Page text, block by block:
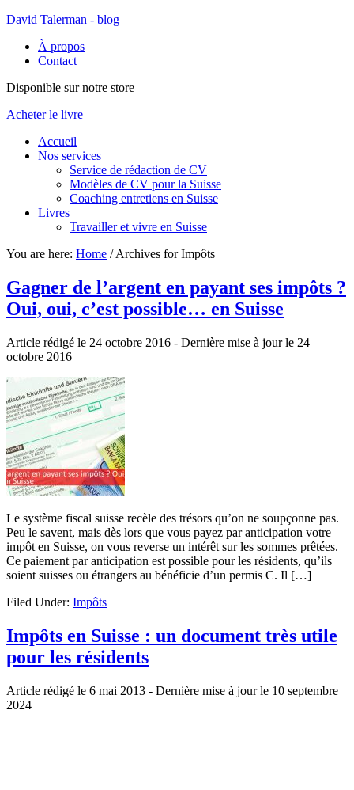
David Talerman - blog
À propos
Contact
Disponible sur notre store
Acheter le livre
Accueil
Nos services
Service de rédaction de CV
Modèles de CV pour la Suisse
Coaching entretiens en Suisse
Livres
Travailler et vivre en Suisse
You are here: Home /Archives for Impôts
Gagner de l’argent en payant ses impôts ?
Oui, oui, c’est possible… en Suisse
Article rédigé le 24 octobre 2016 - Dernière mise à jour le 24
octobre 2016
Le système fiscal suisse recèle des trésors qu’on ne soupçonne pas.
Peu le savent, mais dès lors que vous payez par anticipation votre
impôt en Suisse, on vous reverse un intérêt sur les sommes prêtées.
Ce paiement par anticipation est possible pour les résidents, qu’ils
soient suisses ou étrangers au bénéficie d’un permis C. Il […]
Filed Under: Impôts
Impôts en Suisse : un document très utile
pour les résidents
Article rédigé le 6 mai 2013 - Dernière mise à jour le 10 septembre
2024